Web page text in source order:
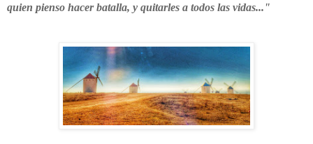
quien pienso hacer batalla, y quitarles a todos las vidas..."